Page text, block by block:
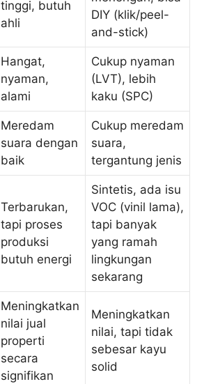
tinggi, butuh
ahli
DIY (klik/peel-
and-stick)
Hangat,
nyaman,
alami
Cukup nyaman
(LVT), lebih
kaku (SPC)
Meredam
suara dengan
baik
Cukup meredam
suara,
tergantung jenis
Terbarukan,
tapi proses
produksi
butuh energi
Sintetis, ada isu
VOC (vinil lama),
tapi banyak
yang ramah
lingkungan
sekarang
Meningkatkan
nilai jual
properti
secara
signifikan
Meningkatkan
nilai, tapi tidak
sebesar kayu
solid